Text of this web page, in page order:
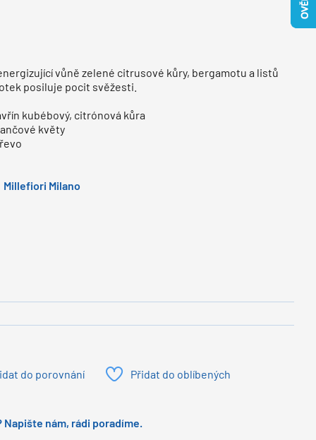
vůně zelené citrusové kůry, bergamotu a listů
posiluje pocit svěžesti.
kubébový, citrónová kůra
květy
Millefiori Milano
do porovnání Přidat do oblíbených
Napište nám, rádi poradíme.